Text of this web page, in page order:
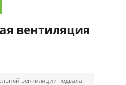
вентиляция
вентиляции подвала.